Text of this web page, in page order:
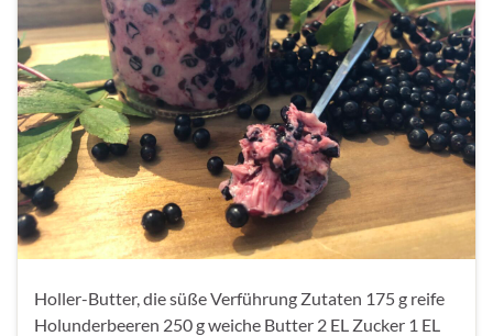
Holler-Butter, die süße Verführung Zutaten 175 g reife
Holunderbeeren 250 g weiche Butter 2 EL Zucker 1 EL